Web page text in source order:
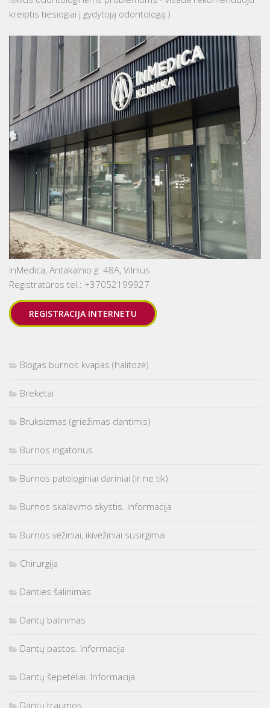
kreiptis tiesiogiai į gydytoją odontologą:)
InMedica, Antakalnio g. 48A, Vilnius
Registratūros tel.: +37052199927
REGISTRACIJA INTERNETU
Blogas burnos kvapas (halitozė)
Breketai
Bruksizmas (griežimas dantimis)
Burnos irigatorius
Burnos patologiniai dariniai (ir ne tik)
Burnos skalavimo skystis. Informacija
Burnos vėžiniai, ikivėžiniai susirgimai
Chirurgija
Danties šalinimas
Dantų balinimas
Dantų pastos. Informacija
Dantų šepetėliai. Informacija
Dantų traumos